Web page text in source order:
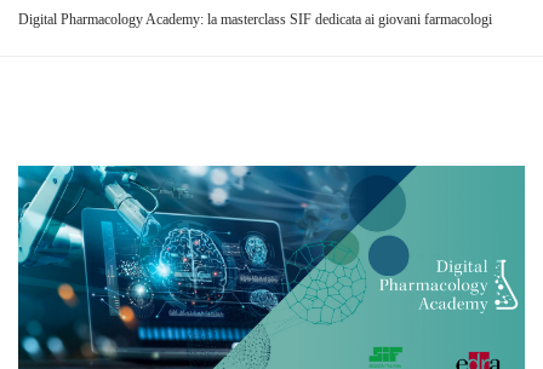
Digital Pharmacology Academy: la masterclass SIF dedicata ai giovani farmacologi